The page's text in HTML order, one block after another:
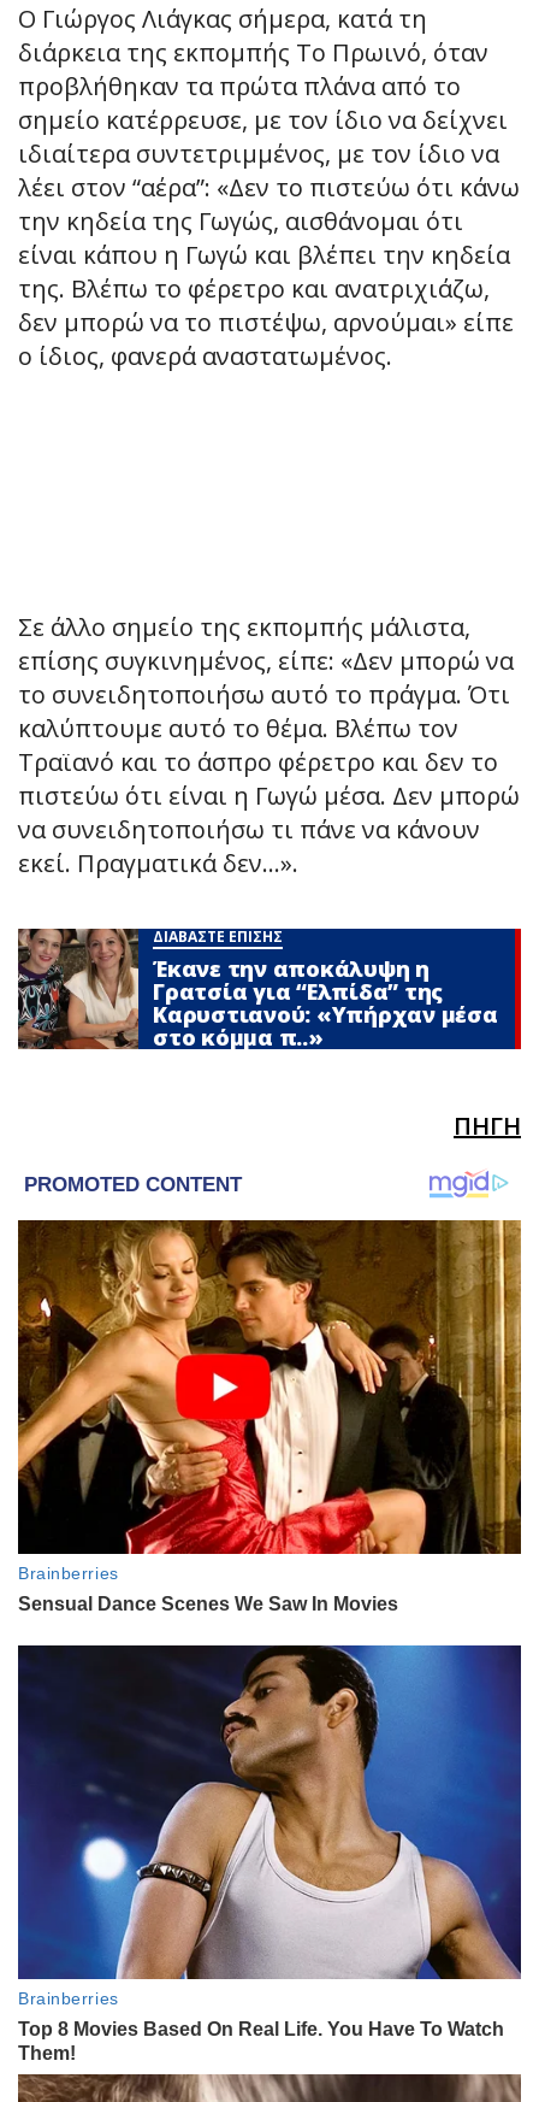
Ο Γιώργος Λιάγκας σήμερα, κατά τη
διάρκεια της εκπομπής Το Πρωινό, όταν
προβλήθηκαν τα πρώτα πλάνα από το
σημείο κατέρρευσε, με τον ίδιο να δείχνει
ιδιαίτερα συντετριμμένος, με τον ίδιο να
λέει στον “αέρα”: «Δεν το πιστεύω ότι κάνω
την κηδεία της Γωγώς, αισθάνομαι ότι
είναι κάπου η Γωγώ και βλέπει την κηδεία
της. Βλέπω το φέρετρο και ανατριχιάζω,
δεν μπορώ να το πιστέψω, αρνούμαι» είπε
ο ίδιος, φανερά αναστατωμένος.
Σε άλλο σημείο της εκπομπής μάλιστα,
επίσης συγκινημένος, είπε: «Δεν μπορώ να
το συνειδητοποιήσω αυτό το πράγμα. Ότι
καλύπτουμε αυτό το θέμα. Βλέπω τον
Τραϊανό και το άσπρο φέρετρο και δεν το
πιστεύω ότι είναι η Γωγώ μέσα. Δεν μπορώ
να συνειδητοποιήσω τι πάνε να κάνουν
εκεί. Πραγματικά δεν…».
ΔΙΑΒΑΣΤΕ ΕΠΙΣΗΣ
Έκανε την αποκάλυψη η
Γρατσία για “Ελπίδα” της
Καρυστιανού: «Υπήρχαν μέσα
στο κόμμα π..»
ΠΗΓΗ